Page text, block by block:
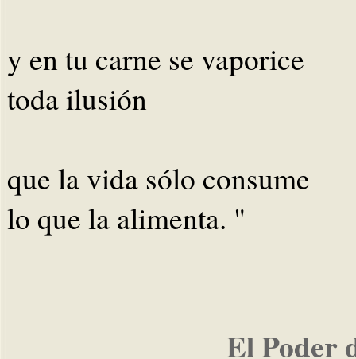
y en tu carne se vaporice
toda ilusión
que la vida sólo consume
lo que la alimenta. "
El Poder